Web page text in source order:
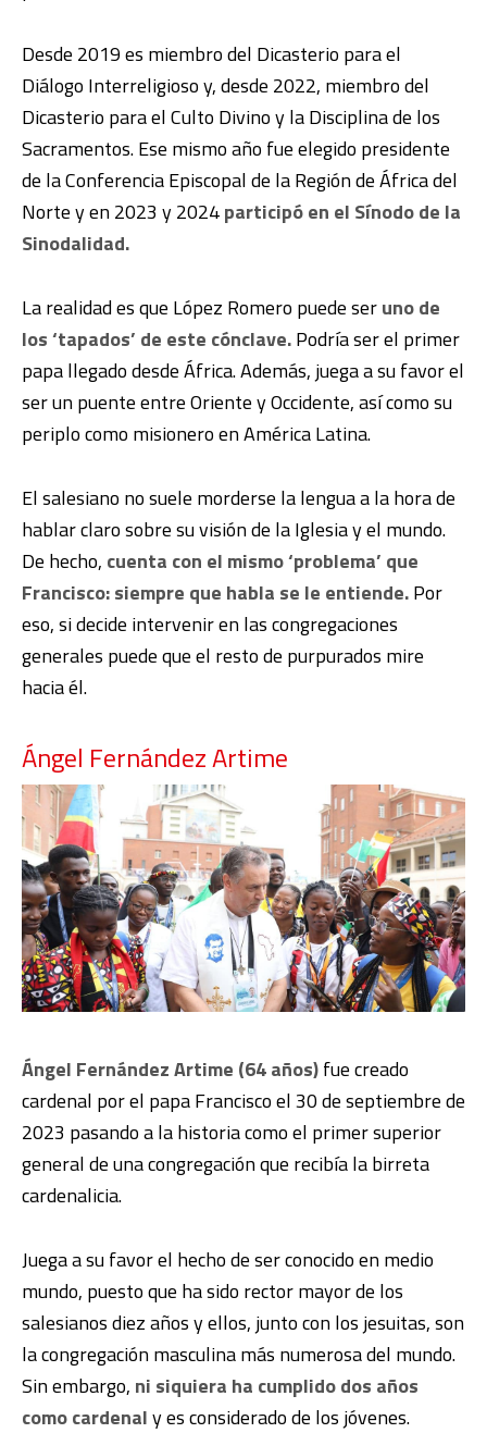
Desde 2019 es miembro del Dicasterio para el
Diálogo Interreligioso y, desde 2022, miembro del
Dicasterio para el Culto Divino y la Disciplina de los
Sacramentos. Ese mismo año fue elegido presidente
de la Conferencia Episcopal de la Región de África del
Norte y en 2023 y 2024participó en el Sínodo de la
Sinodalidad.
La realidad es que López Romero puede seruno de
los ‘tapados’ de este cónclave.Podría ser el primer
papa llegado desde África. Además, juega a su favor el
ser un puente entre Oriente y Occidente, así como su
periplo como misionero en América Latina.
El salesiano no suele morderse la lengua a la hora de
hablar claro sobre su visión de la Iglesia y el mundo.
De hecho, cuenta con el mismo ‘problema’ que
Francisco: siempre que habla se le entiende.Por
eso, si decide intervenir en las congregaciones
generales puede que el resto de purpurados mire
hacia él.
Ángel Fernández Artime
Ángel Fernández Artime (64 años)fue creado
cardenal por el papa Francisco el 30 de septiembre de
2023 pasando a la historia como el primer superior
general de una congregación que recibía la birreta
cardenalicia.
Juega a su favor el hecho de ser conocido en medio
mundo, puesto que ha sido rector mayor de los
salesianos diez años y ellos, junto con los jesuitas, son
la congregación masculina más numerosa del mundo.
Sin embargo, ni siquiera ha cumplido dos años
como cardenaly es considerado de los jóvenes.